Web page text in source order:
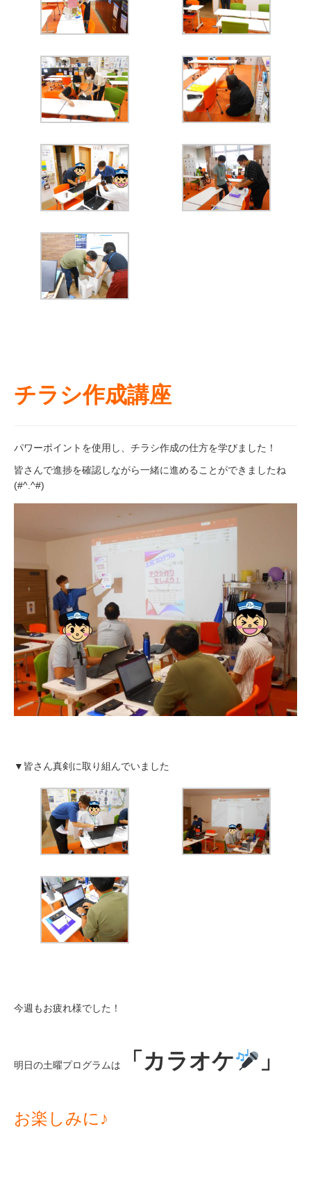
チラシ作成講座
パワーポイントを使用し、チラシ作成の仕方を学びました！
皆さんで進捗を確認しながら一緒に進めることができましたね
(#^.^#)
▼皆さん真剣に取り組んでいました
今週もお疲れ様でした！
明日の土曜プログラムは 「カラオケ 」
お楽しみに♪